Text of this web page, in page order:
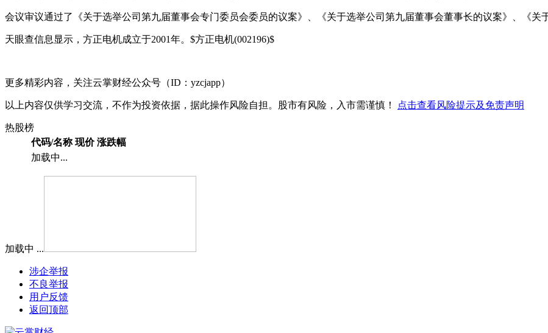
会议审议通过了《关于选举公司第九届董事会专门委员会委员的议案》、《关于选举公司第九届董事会董事长的议案》、《关
天眼查信息显示，方正电机成立于2001年。$方正电机(002196)$
更多精彩内容，关注云掌财经公众号（ID：yzcjapp）
以上内容仅供学习交流，不作为投资依据，据此操作风险自担。股市有风险，入市需谨慎！ 点击查看风险提示及免责声明
热股榜
代码/名称 现价 涨跌幅
加载中...
加载中 ...
涉企举报
不良举报
用户反馈
返回顶部